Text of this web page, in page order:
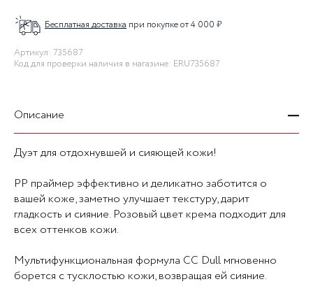
Бесплатная доставка при покупке от 4 000 ₽
Артикул: 735687
Код для проверки наличия в магазине: ERU735687
Описание
Дуэт для отдохнувшей и сияющей кожи!
PP праймер эффективно и деликатно заботится о
вашей коже, заметно улучшает текстуру, дарит
гладкость и сияние. Розовый цвет крема подходит для
всех оттенков кожи.
Мультифункциональная формула CC Dull мгновенно
борется с тусклостью кожи, возвращая ей сияние.